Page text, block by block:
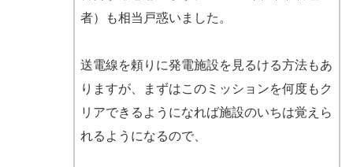
者）も相当戸惑いました。
送電線を頼りに発電施設を見るける方法もあ
りますが、まずはこのミッションを何度もク
リアできるようになれば施設のいちは覚えら
れるようになるので、